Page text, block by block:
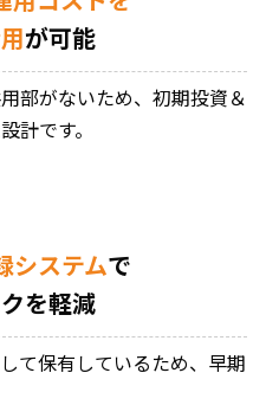
が可能
部がないため、初期投資＆
計です。
システムで
を軽減
て保有しているため、早期